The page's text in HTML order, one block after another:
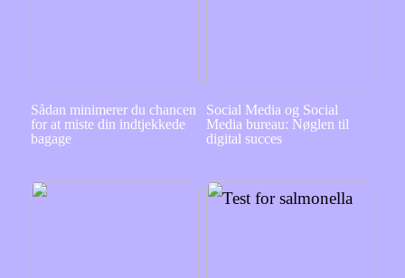
Sådan minimerer du chancen
for at miste din indtjekkede
bagage
Social Media og Social
Media bureau: Nøglen til
digital succes